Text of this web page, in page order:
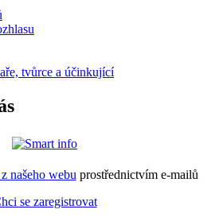
tvůrce a účinkující
našeho webu prostřednictvím e-mailů
se zaregistrovat